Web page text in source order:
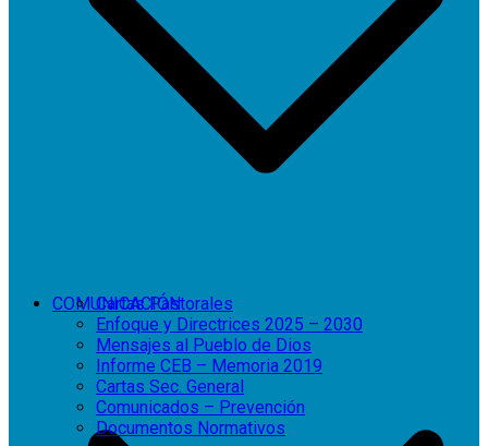
Cartas Pastorales
Enfoque y Directrices 2025 – 2030
Mensajes al Pueblo de Dios
Informe CEB – Memoria 2019
Cartas Sec. General
Comunicados – Prevención
Documentos Normativos
COMUNICACIÓN